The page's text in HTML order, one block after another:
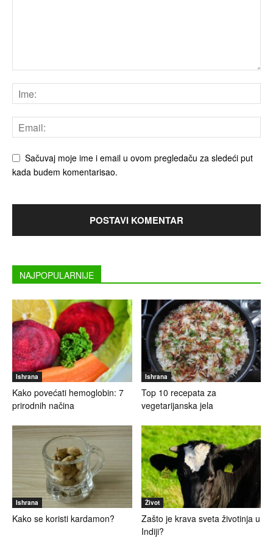
Sačuvaj moje ime i email u ovom pregledaču za sledeći put
kada budem komentarisao.
NAJPOPULARNIJE
Ishrana
Kako povećati hemoglobin: 7
prirodnih načina
Ishrana
Top 10 recepata za
vegetarijanska jela
Ishrana
Kako se koristi kardamon?
Život
Zašto je krava sveta životinja u
Indiji?